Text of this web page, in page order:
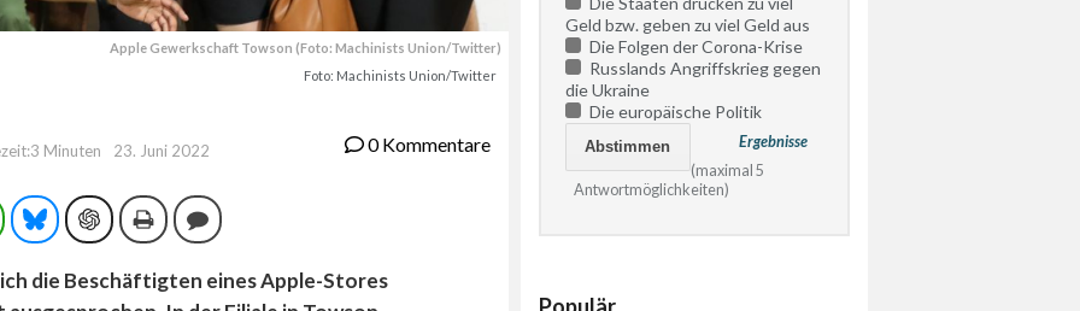
Apple Gewerkschaft Towson (Foto: Machinists Union/Twitter)
Foto: Machinists Union/Twitter
Minuten 23. Juni 2022 0 Kommentare
WhatsAppBlueskyChatGPTDruckenKommentieren
die Beschäftigten eines Apple-Stores
Geld bzw. geben zu viel Geld aus
Die Folgen der Corona-Krise
Russlands Angriffskrieg gegen
die Ukraine
Die europäische Politik
Ergebnisse
(maximal 5
Antwortmöglichkeiten)